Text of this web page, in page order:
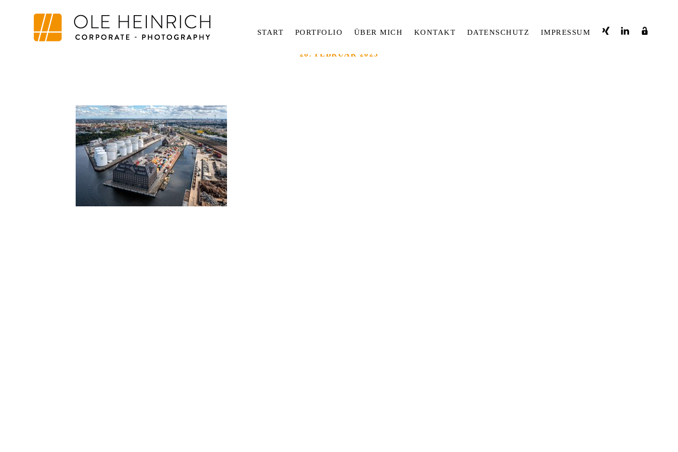
START PORTFOLIO ÜBER MICH KONTAKT DATENSCHUTZ IMPRESSUM
28. FEBRUAR 2025